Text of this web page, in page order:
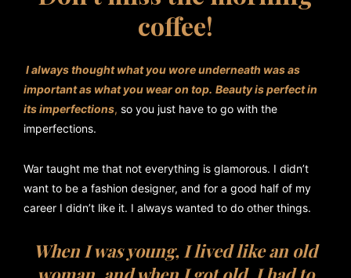
coffee!
I always thought what you wore underneath was as
important as what you wear on top. Beauty is perfect in
its imperfections, so you just have to go with the
imperfections.
War taught me that not everything is glamorous. I didn’t
want to be a fashion designer, and for a good half of my
career I didn’t like it. I always wanted to do other things.
When I was young, I lived like an old